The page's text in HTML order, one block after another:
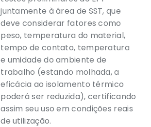
juntamente à área de SST, que
deve considerar fatores como
peso, temperatura do material,
tempo de contato, temperatura
e umidade do ambiente de
trabalho (estando molhada, a
eficácia ao isolamento térmico
poderá ser reduzida), certificando
assim seu uso em condições reais
de utilização.